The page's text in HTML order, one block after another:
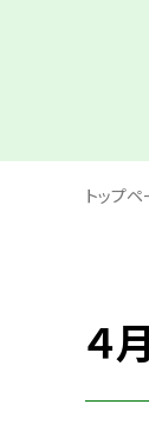
トップ
４